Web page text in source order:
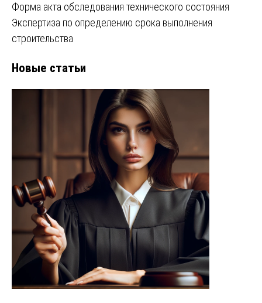
Форма акта обследования технического состояния
Экспертиза по определению срока выполнения
строительства
Новые статьи